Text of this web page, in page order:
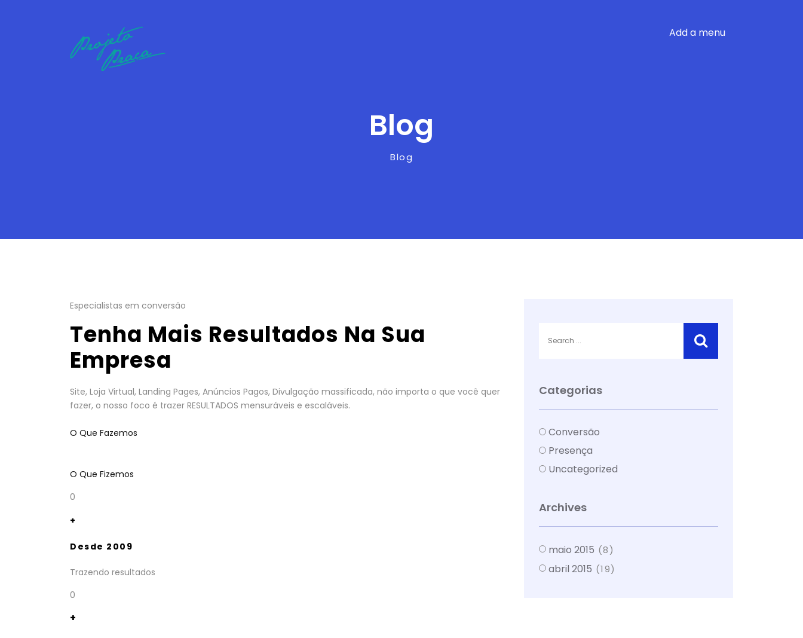
Add a menu
Blog
Blog
Especialistas em conversão
Tenha Mais Resultados Na Sua
Empresa
Site, Loja Virtual, Landing Pages, Anúncios Pagos, Divulgação massificada, não importa o que você quer
fazer, o nosso foco é trazer RESULTADOS mensuráveis e escaláveis.
O Que Fazemos
O Que Fizemos
0
+
Desde 2009
Trazendo resultados
0
+
Categorias
Conversão
Presença
Uncategorized
Archives
maio 2015 (8)
abril 2015 (19)